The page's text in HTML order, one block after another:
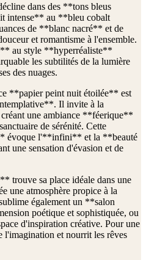
dans des **tons bleus
intense** au **bleu cobalt
de **blanc nacré** et de
et romantisme à l'ensemble.
au style **hyperréaliste**
les subtilités de la lumière
des nuages.
**papier peint nuit étoilée** est
Il invite à la
une ambiance **féerique**
de sérénité. Cette
évoque l'**infini** et la **beauté
une sensation d'évasion et de
trouve sa place idéale dans une
une atmosphère propice à la
également un **salon
poétique et sophistiquée, ou
d'inspiration créative. Pour une
et nourrit les rêves